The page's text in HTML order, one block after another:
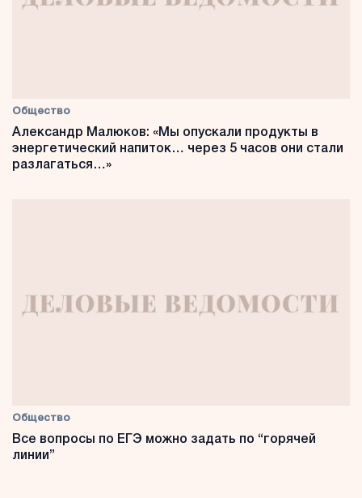
Общество
Александр Малюков: «Мы опускали продукты в
энергетический напиток… через 5 часов они стали
разлагаться…»
Общество
Все вопросы по ЕГЭ можно задать по “горячей
линии”